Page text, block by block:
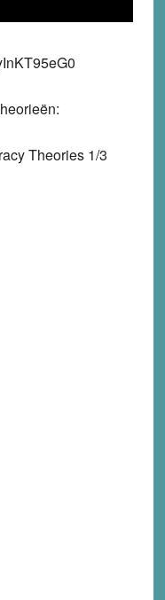
Theories 1/3